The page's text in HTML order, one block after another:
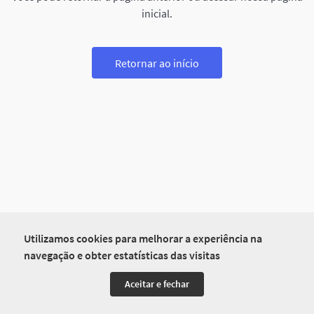
Utilizamos cookies para melhorar a experiência na
navegação e obter estatísticas das visitas
Aceitar e fechar
inicial.
Retornar ao início